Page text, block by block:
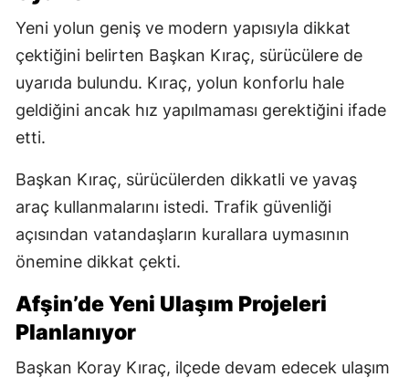
Yeni yolun geniş ve modern yapısıyla dikkat
çektiğini belirten Başkan Kıraç, sürücülere de
uyarıda bulundu. Kıraç, yolun konforlu hale
geldiğini ancak hız yapılmaması gerektiğini ifade
etti.
Başkan Kıraç, sürücülerden dikkatli ve yavaş
araç kullanmalarını istedi. Trafik güvenliği
açısından vatandaşların kurallara uymasının
önemine dikkat çekti.
Afşin’de Yeni Ulaşım Projeleri
Planlanıyor
Başkan Koray Kıraç, ilçede devam edecek ulaşım